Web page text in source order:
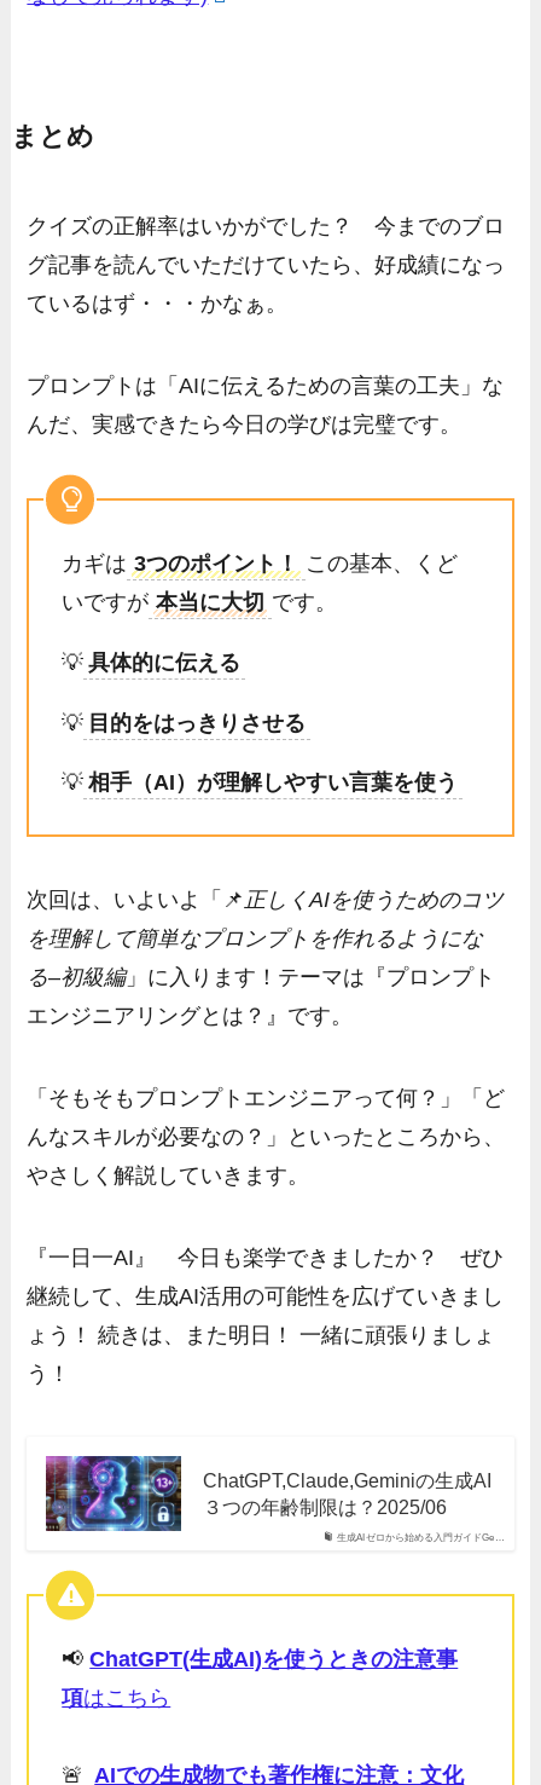
まとめ
クイズの正解率はいかがでした？ 今までのブロ
グ記事を読んでいただけていたら、好成績になっ
ているはず・・・かなぁ。
プロンプトは「AIに伝えるための言葉の工夫」な
んだ、実感できたら今日の学びは完璧です。
カギは 3つのポイント！
この基本、くど
いですが 本当に大切 です。
💡 具体的に伝える
💡 目的をはっきりさせる
💡 相手（AI）が理解しやすい言葉を使う
次回は、いよいよ「📌 正しくAIを使うためのコツ
を理解して簡単なプロンプトを作れるようにな
る–初級編」に入ります！テーマは『プロンプト
エンジニアリングとは？』です。
「そもそもプロンプトエンジニアって何？」「ど
んなスキルが必要なの？」といったところから、
やさしく解説していきます。
『一日一AI』 今日も楽学できましたか？ ぜひ
継続して、生成AI活用の可能性を広げていきまし
ょう！ 続きは、また明日！ 一緒に頑張りましょ
う！
生成AIゼロから始める入門ガイドGe…
ChatGPT,Claude,Geminiの生成AI
３つの年齢制限は？2025/06
📢ChatGPT(生成AI)を使うときの注意事
項はこちら
🚨 AIでの生成物でも著作権に注意：文化